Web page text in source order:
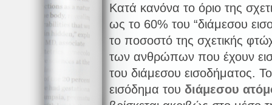
Κατά κανόνα το όριο της
ως το 60% του “διάμεσου
το ποσοστό της σχετικής
των ανθρώπων που έχουν
του διάμεσου εισοδήματος.
εισόδημα του διάμεσου